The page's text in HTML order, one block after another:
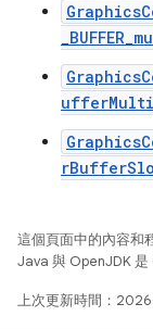
這個頁面中的內容和
Java 與 OpenJDK 是
上次更新時間：